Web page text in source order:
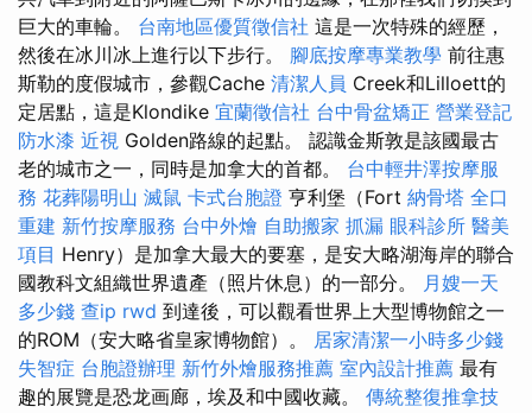
巨大的車輪。 台南地區優質徵信社 這是一次特殊的經歷，
然後在冰川冰上進行以下步行。 腳底按摩專業教學 前往惠
斯勒的度假城市，參觀Cache 清潔人員 Creek和Lilloett的
定居點，這是Klondike 宜蘭徵信社 台中骨盆矯正 營業登記
防水漆 近視 Golden路線的起點。 認識金斯敦是該國最古
老的城市之一，同時是加拿大的首都。 台中輕井澤按摩服
務 花葬陽明山 滅鼠 卡式台胞證 亨利堡（Fort 納骨塔 全口
重建 新竹按摩服務 台中外燴 自助搬家 抓漏 眼科診所 醫美
項目 Henry）是加拿大最大的要塞，是安大略湖海岸的聯合
國教科文組織世界遺產（照片休息）的一部分。 月嫂一天
多少錢 查ip rwd 到達後，可以觀看世界上大型博物館之一
的ROM（安大略省皇家博物館）。 居家清潔一小時多少錢
失智症 台胞證辦理 新竹外燴服務推薦 室內設計推薦 最有
趣的展覽是恐龙画廊，埃及和中國收藏。 傳統整復推拿技